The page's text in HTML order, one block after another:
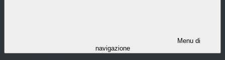
Menu di
navigazione